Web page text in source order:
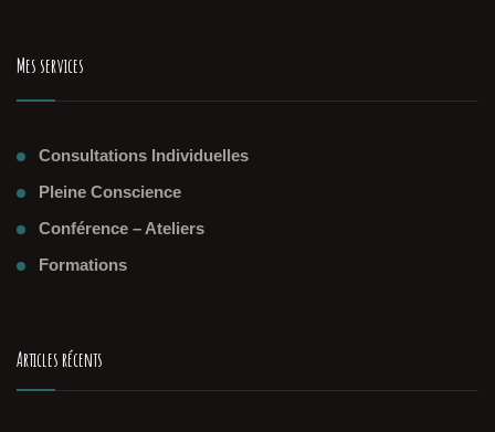
Mes services
Consultations Individuelles
Pleine Conscience
Conférence – Ateliers
Formations
Articles récents